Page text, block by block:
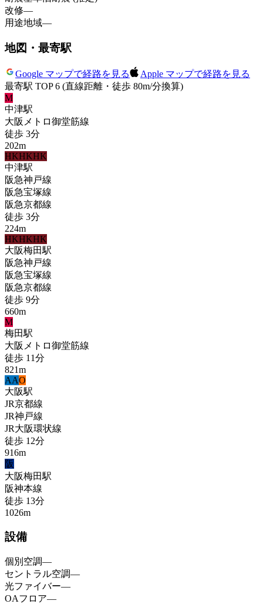
改修—
用途地域—
地図・最寄駅
Google マップで経路を見る
Apple マップで経路を見る
最寄駅 TOP 6 (直線距離・徒歩 80m/分換算)
M
中津駅
大阪メトロ御堂筋線
徒歩 3分
202m
HKHKHK
中津駅
阪急神戸線
阪急宝塚線
阪急京都線
徒歩 3分
224m
HKHKHK
大阪梅田駅
阪急神戸線
阪急宝塚線
阪急京都線
徒歩 9分
660m
M
梅田駅
大阪メトロ御堂筋線
徒歩 11分
821m
AAO
大阪駅
JR京都線
JR神戸線
JR大阪環状線
徒歩 12分
916m
阪
大阪梅田駅
阪神本線
徒歩 13分
1026m
設備
個別空調—
セントラル空調—
光ファイバー—
OAフロア—